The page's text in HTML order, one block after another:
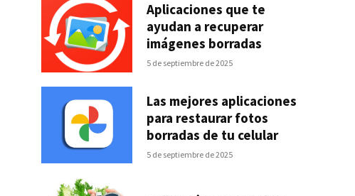
Aplicaciones que te
ayudan a recuperar
imágenes borradas
5 de septiembre de 2025
Las mejores aplicaciones
para restaurar fotos
borradas de tu celular
5 de septiembre de 2025